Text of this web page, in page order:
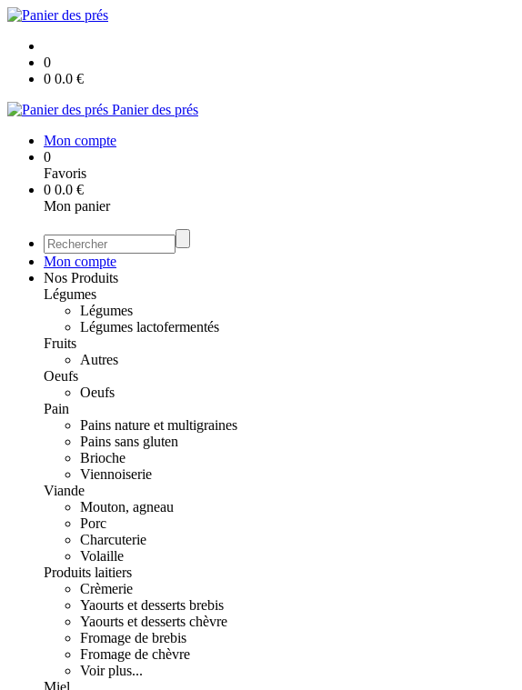
0
0 0.0 €
Panier des prés
Mon compte
0
Favoris
0 0.0 €
Mon panier
Mon compte
Nos Produits
Légumes
Légumes
Légumes lactofermentés
Fruits
Autres
Oeufs
Oeufs
Pain
Pains nature et multigraines
Pains sans gluten
Brioche
Viennoiserie
Viande
Mouton, agneau
Porc
Charcuterie
Volaille
Produits laitiers
Crèmerie
Yaourts et desserts brebis
Yaourts et desserts chèvre
Fromage de brebis
Fromage de chèvre
Voir plus...
Miel